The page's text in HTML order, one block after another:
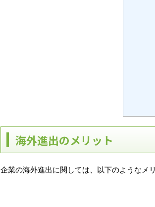
海外進出のメリット
企業の海外進出に関しては、以下のようなメ